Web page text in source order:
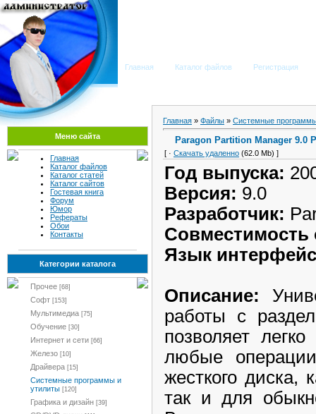
Главная Каталог файлов Регистрация
Меню сайта
Главная
Каталог файлов
Каталог статей
Каталог сайтов
Гостевая книга
Форум
Юмор
Рефераты
Обои
Контакты
Категории каталога
Прочее [68]
Софт [153]
Мультимедиа [75]
Обучение [30]
Интернет и сети [66]
Железо [10]
Драйвера [15]
Системные программы и
утилиты [120]
Графика и дизайн [39]
Главная » Файлы » Системные
Paragon Partition Manager 9.0
[ · Скачать удаленно (62.0 Mb) ]
Год выпуска:
Версия: 9.0
Разработчик:
Совместимость
Язык
Описание:
работы с
позволяет
любые
жесткого диска,
так и для